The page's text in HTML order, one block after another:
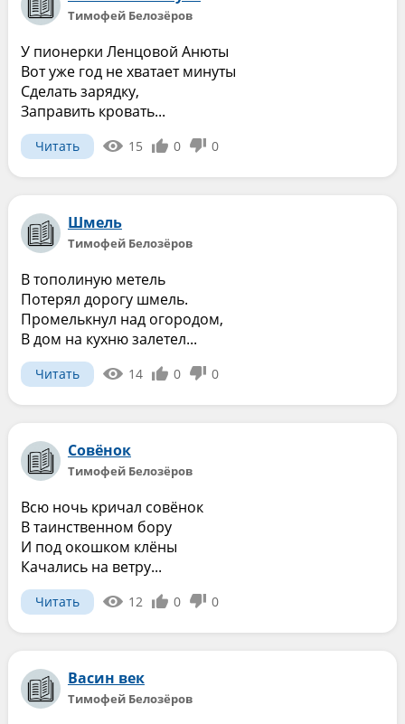
Тимофей Белозёров
У пионерки Ленцовой Анюты
Вот уже год не хватает минуты
Сделать зарядку,
Заправить кровать...
Читать 15 0 0
Шмель
Тимофей Белозёров
В тополиную метель
Потерял дорогу шмель.
Промелькнул над огородом,
В дом на кухню залетел...
Читать 14 0 0
Совёнок
Тимофей Белозёров
Всю ночь кричал совёнок
В таинственном бору
И под окошком клёны
Качались на ветру...
Читать 12 0 0
Васин век
Тимофей Белозёров